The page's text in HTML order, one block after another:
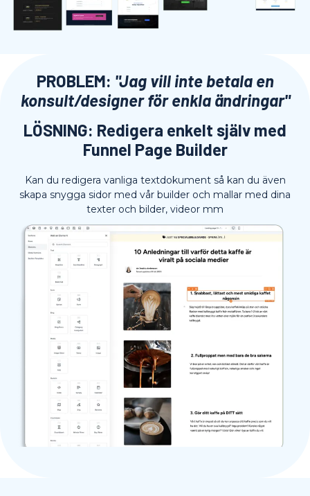
PROBLEM: "Jag vill inte betala en
konsult/designer för enkla ändringar"
LÖSNING: Redigera enkelt själv med
Funnel Page Builder
Kan du redigera vanliga textdokument så kan du även
skapa snygga sidor med vår builder och mallar med dina
texter och bilder, videor mm